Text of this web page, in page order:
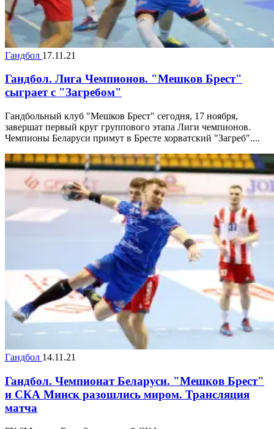
Гандбол 17.11.21
Гандбол. Лига Чемпионов. "Мешков Брест"
сыграет с "Загребом"
Гандбольный клуб "Мешков Брест" сегодня, 17 ноября,
завершат первый круг группового этапа Лиги чемпионов.
Чемпионы Беларуси примут в Бресте хорватский "Загреб"....
Гандбол 14.11.21
Гандбол. Чемпионат Беларуси. "Мешков Брест"
и СКА Минск разошлись миром. Трансляция
матча